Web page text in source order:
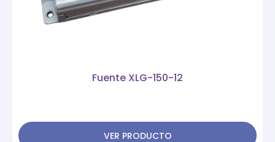
Fuente XLG-150-12
VER PRODUCTO